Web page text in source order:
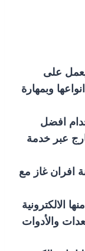
على
وبمهارة
افضل
عبر خدمة
افران غاز مع
الالكترونية
والأدوات